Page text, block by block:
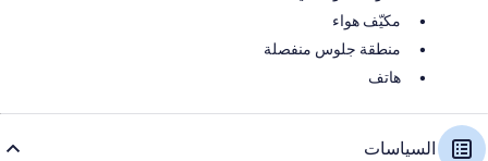
مكيّف هواء
منطقة جلوس منفصلة
هاتف
السياسات